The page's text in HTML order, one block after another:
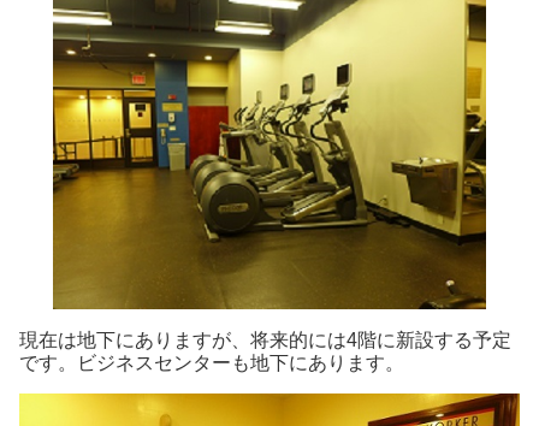
現在は地下にありますが、将来的には4階に新設する予定
です。ビジネスセンターも地下にあります。